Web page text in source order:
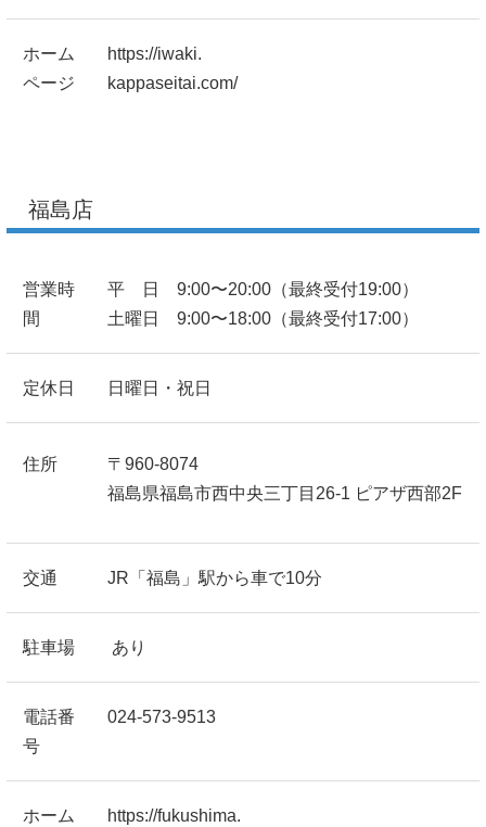
ホーム
ページ
https://iwaki.
kappaseitai.com/
福島店
営業時
間
平 日 9:00〜20:00（最終受付19:00）
土曜日 9:00〜18:00（最終受付17:00）
定休日 日曜日・祝日
住所
〒960-8074
福島県福島市西中央三丁目26-1 ピアザ西部2F
交通 JR「福島」駅から車で10分
駐車場 あり
電話番
号
024-573-9513
ホーム
https://fukushima.